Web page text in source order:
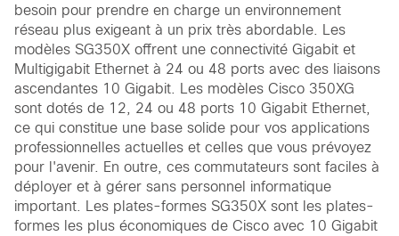
besoin pour prendre en charge un environnement
réseau plus exigeant à un prix très abordable. Les
modèles SG350X offrent une connectivité Gigabit et
Multigigabit Ethernet à 24 ou 48 ports avec des liaisons
ascendantes 10 Gigabit. Les modèles Cisco 350XG
sont dotés de 12, 24 ou 48 ports 10 Gigabit Ethernet,
ce qui constitue une base solide pour vos applications
professionnelles actuelles et celles que vous prévoyez
pour l'avenir. En outre, ces commutateurs sont faciles à
déployer et à gérer sans personnel informatique
important. Les plates-formes SG350X sont les plates-
formes les plus économiques de Cisco avec 10 Gigabit